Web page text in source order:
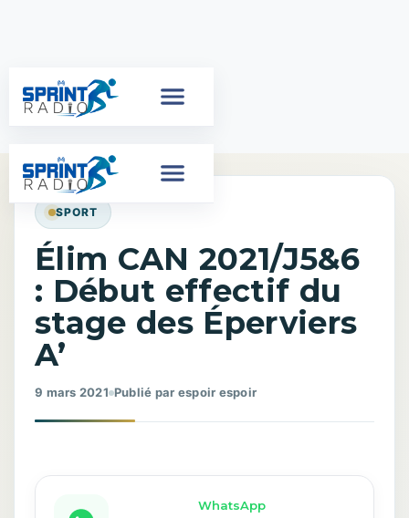
SPORT
Élim CAN 2021/J5&6
: Début effectif du
stage des Éperviers
A’
9 mars 2021 Publié par espoir espoir
WhatsApp